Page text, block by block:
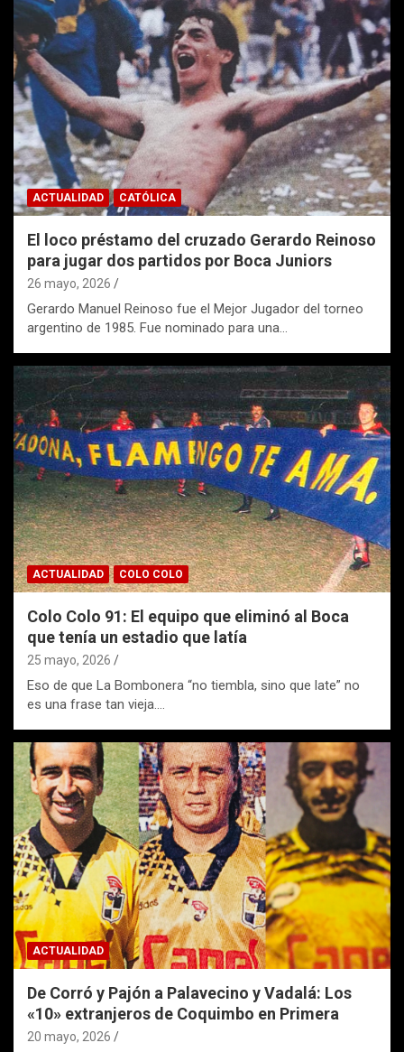
ACTUALIDAD CATÓLICA
El loco préstamo del cruzado Gerardo Reinoso
para jugar dos partidos por Boca Juniors
26 mayo, 2026
Gerardo Manuel Reinoso fue el Mejor Jugador del torneo
argentino de 1985. Fue nominado para una…
ACTUALIDAD COLO COLO
Colo Colo 91: El equipo que eliminó al Boca
que tenía un estadio que latía
25 mayo, 2026
Eso de que La Bombonera “no tiembla, sino que late” no
es una frase tan vieja.…
ACTUALIDAD
De Corró y Pajón a Palavecino y Vadalá: Los
«10» extranjeros de Coquimbo en Primera
20 mayo, 2026